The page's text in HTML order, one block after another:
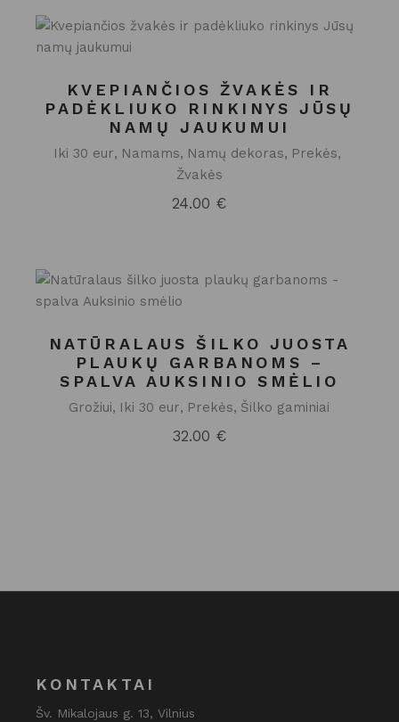
KVEPIANČIOS ŽVAKĖS IR
PADĖKLIUKO RINKINYS JŪSŲ
NAMŲ JAUKUMUI
Iki 30 eur Namams Namų dekoras
Prekės
Žvakės
24.00 €
NATŪRALAUS ŠILKO JUOSTA
PLAUKŲ GARBANOMS –
SPALVA AUKSINIO SMĖLIO
Grožiui Iki 30 eur Prekės Šilko gaminiai
32.00 €
KONTAKTAI
Šv. Mikalojaus g. 13, Vilnius